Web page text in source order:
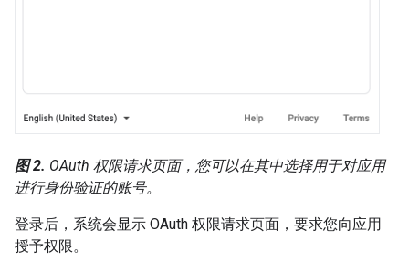
图 2. OAuth 权限请求页面，您可以在其中选择用于对应用
进行身份验证的账号。
登录后，系统会显示 OAuth 权限请求页面，要求您向应用
授予权限。